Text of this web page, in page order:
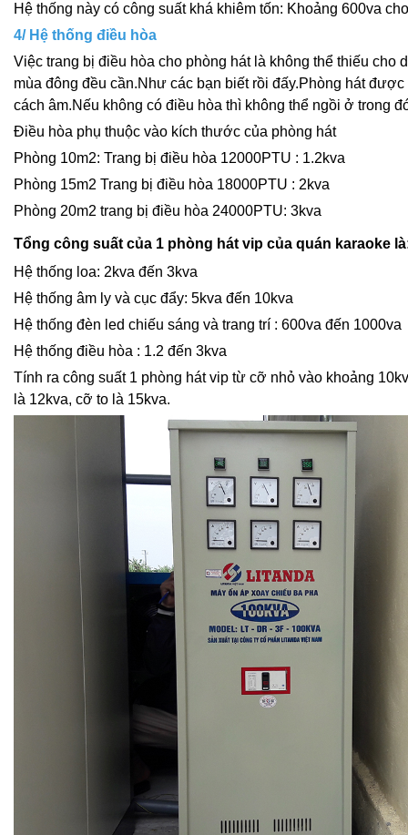
Hệ thống này có công suất khá khiêm tốn: Khoảng 600va
4/ Hệ thống điều hòa
Việc trang bị điều hòa cho phòng hát là không thể thiếu cho
mùa đông đều cần.Như các bạn biết rồi đấy.Phòng hát được
cách âm.Nếu không có điều hòa thì không thể ngồi ở trong
Điều hòa phụ thuộc vào kích thước của phòng hát
Phòng 10m2: Trang bị điều hòa 12000PTU : 1.2kva
Phòng 15m2 Trang bị điều hòa 18000PTU : 2kva
Phòng 20m2 trang bị điều hòa 24000PTU: 3kva
Tổng công suất của 1 phòng hát vip của quán karaoke
Hệ thống loa: 2kva đến 3kva
Hệ thống âm ly và cục đẩy: 5kva đến 10kva
Hệ thống đèn led chiếu sáng và trang trí : 600va đến 1000va
Hệ thống điều hòa : 1.2 đến 3kva
Tính ra công suất 1 phòng hát vip từ cỡ nhỏ vào khoảng
là 12kva, cỡ to là 15kva.